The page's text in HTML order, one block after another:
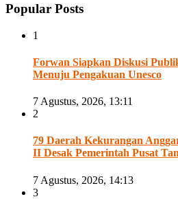
Popular Posts
1
Forwan Siapkan Diskusi
Menuju Pengakuan Unesco
7 Agustus, 2026, 13:11
2
79 Daerah Kekurangan
II Desak Pemerintah Pusat
7 Agustus, 2026, 14:13
3